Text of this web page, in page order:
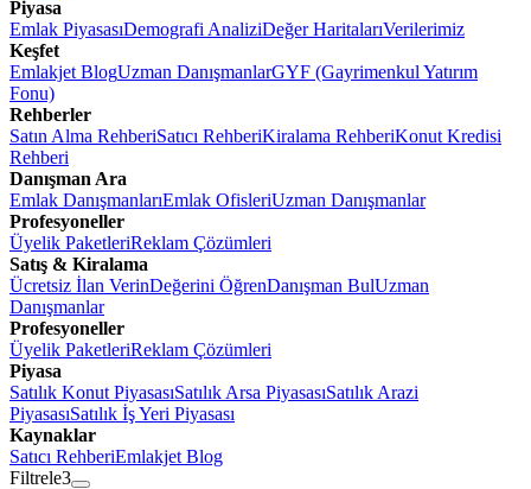
Piyasa
Emlak PiyasasıDemografi AnaliziDeğer HaritalarıVerilerimiz
Keşfet
Emlakjet BlogUzman DanışmanlarGYF (Gayrimenkul Yatırım
Fonu)
Rehberler
Satın Alma RehberiSatıcı RehberiKiralama RehberiKonut Kredisi
Rehberi
Danışman Ara
Emlak DanışmanlarıEmlak OfisleriUzman Danışmanlar
Profesyoneller
Üyelik PaketleriReklam Çözümleri
Satış & Kiralama
Ücretsiz İlan VerinDeğerini ÖğrenDanışman BulUzman
Danışmanlar
Profesyoneller
Üyelik PaketleriReklam Çözümleri
Piyasa
Satılık Konut PiyasasıSatılık Arsa PiyasasıSatılık Arazi
PiyasasıSatılık İş Yeri Piyasası
Kaynaklar
Satıcı RehberiEmlakjet Blog
Filtrele3